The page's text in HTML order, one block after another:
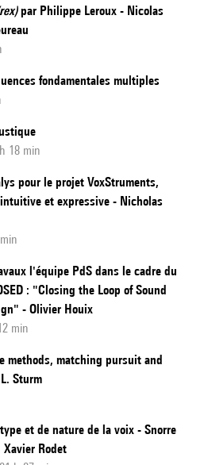
par Philippe Leroux - Nicolas
fondamentales multiples
18 min
pour le projet VoxStruments,
et expressive - Nicholas
l'équipe PdS dans le cadre du
: "Closing the Loop of Sound
- Olivier Houix
min
methods, matching pursuit and
Sturm
et de nature de la voix - Snorre
Xavier Rodet